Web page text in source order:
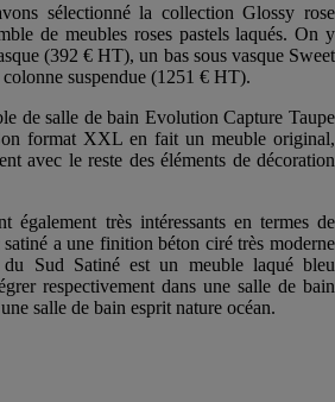
sélectionné la collection Glossy rose
de meubles roses pastels laqués. On y
(392 € HT), un bas sous vasque Sweet
suspendue (1251 € HT).
de salle de bain Evolution Capture Taupe
format XXL en fait un meuble original,
avec le reste des éléments de décoration
également très intéressants en termes de
a une finition béton ciré très moderne
Sud Satiné est un meuble laqué bleu
respectivement dans une salle de bain
salle de bain esprit nature océan.